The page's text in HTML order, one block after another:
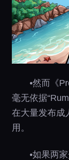
•然而《
毫无依据
在大量发布成
用。
•如果两